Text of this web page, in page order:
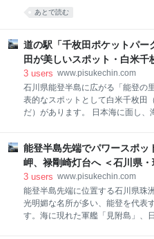
その違いについても紹介してきま
物の花々 びわこ展望台 いざ山頂
石像 山頂展望スペース 伊吹山寺覚
噂の解放条件について、本ブログ
り、推定してみたいと思います。
いて 噂の解放条件 解放時の本ブ
事数 カバレッジ状況 使用方法 広
いこと まとめ 関連コンテンツって
で、報酬が発生するサービスがグ
す（以後、アドセンスと略す）。
味を持ち検討、導入しているサー
アドセンスを利用するには審査が
種類の広告を利用することができ
リンク
あとで読む
道の駅「千枚田ポケットパー
田が美しいスポット・白米
ェイクで行く車中泊の旅
3 users www.pisukechin.com
石川県能登半島に広がる「能登の
表的なスポットとして白米千枚田
だ）があります。 日本海に面し、
は白米千枚田に隣接した道の駅「
ク」に車中泊してみたので紹介し
クセス 施設情報 白米千枚田 世界
山里海」の代表的存在 雰囲気はど
の駐車場所 入浴情報 能登七見健
辺の観光 窓岩 垂水の滝 グルメ情報
能登半島先端でパワースポッ
岬、禄剛崎灯台へ ＜石川県
中泊の旅
3 users www.pisukechin.com
能登半島先端に位置する石川県珠
光明媚な名所が多い、能登を代表
す。海に現れた軍艦「見附島」、